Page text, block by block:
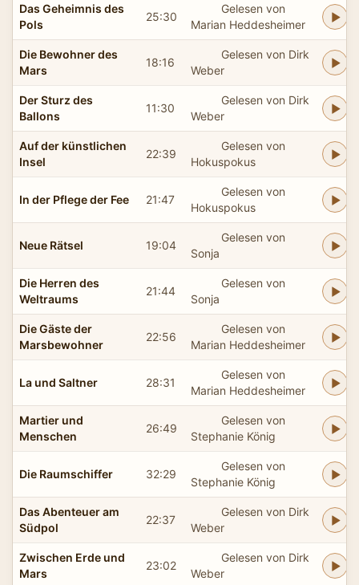
Das Geheimnis des
Pols
25:30
Gelesen von
Marian Heddesheimer
Die Bewohner des
Mars
18:16
Gelesen von Dirk
Weber
Der Sturz des
Ballons
11:30
Gelesen von Dirk
Weber
Auf der künstlichen
Insel
22:39
Gelesen von
Hokuspokus
In der Pflege der Fee 21:47
Gelesen von
Hokuspokus
Neue Rätsel 19:04
Gelesen von
Sonja
Die Herren des
Weltraums
21:44
Gelesen von
Sonja
Die Gäste der
Marsbewohner
22:56
Gelesen von
Marian Heddesheimer
La und Saltner 28:31
Gelesen von
Marian Heddesheimer
Martier und
Menschen
26:49
Gelesen von
Stephanie König
Die Raumschiffer 32:29
Gelesen von
Stephanie König
Das Abenteuer am
Südpol
22:37
Gelesen von Dirk
Weber
Zwischen Erde und
Mars
23:02
Gelesen von Dirk
Weber